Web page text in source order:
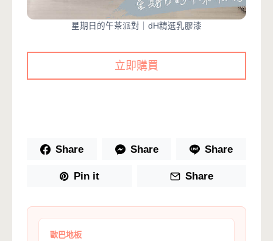
星期日的午茶派對｜dH精選乳膠漆
立即購買
Share Share Share
Pin it Share
歐巴地板